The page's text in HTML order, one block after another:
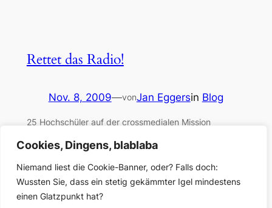
Cookies, Dingens, blablaba
Niemand liest die Cookie-Banner, oder? Falls doch:
Wussten Sie, dass ein stetig gekämmter Igel mindestens
einen Glatzpunkt hat?
Rettet das Radio!
Nov. 8, 2009—vonJan Eggersin Blog
25 Hochschüler auf der crossmedialen Mission
Erwartungen. Lernen, sage ich, könne man ja vor
allem, wenn man scheitert, daran sei nichts
Ehrenrühriges. „Und Sie werden wahrscheinlich
scheitern.“ Wieso? Normalerweise gibt man in
Workshops einer Handvoll Leute zwei Tage Zeit. Hier